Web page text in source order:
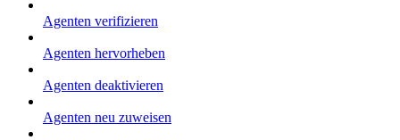
Agenten verifizieren
Agenten hervorheben
Agenten deaktivieren
Agenten neu zuweisen